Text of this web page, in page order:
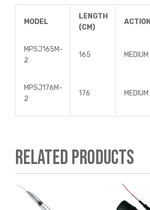
MODEL
LENGTH
(CM)
ACTION
MPSJ165M-
2
165 MEDIUM
MPSJ176M-
2
176 MEDIUM
Related products